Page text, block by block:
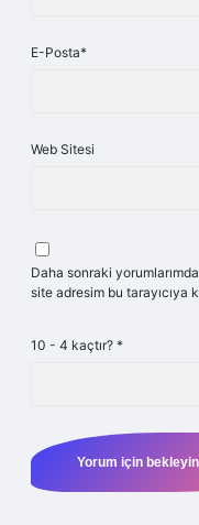
E-Posta*
Web Sitesi
Daha sonraki
site adresim bu tarayıcıya
10 - 4 kaçtır? *